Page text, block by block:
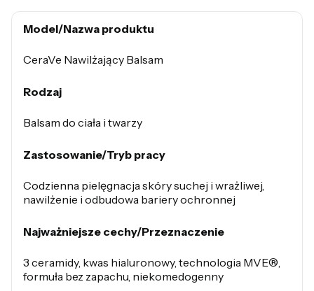
Model/Nazwa produktu
CeraVe Nawilżający Balsam
Rodzaj
Balsam do ciała i twarzy
Zastosowanie/Tryb pracy
Codzienna pielęgnacja skóry suchej i wrażliwej,
nawilżenie i odbudowa bariery ochronnej
Najważniejsze cechy/Przeznaczenie
3 ceramidy, kwas hialuronowy, technologia MVE®,
formuła bez zapachu, niekomedogenny